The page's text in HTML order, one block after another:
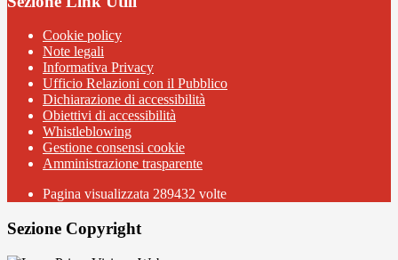
Cookie policy
Note legali
Informativa Privacy
Ufficio Relazioni con il Pubblico
Dichiarazione di accessibilità
Obiettivi di accessibilità
Whistleblowing
Gestione consensi cookie
Amministrazione trasparente
Pagina visualizzata 289432 volte
Sezione Copyright